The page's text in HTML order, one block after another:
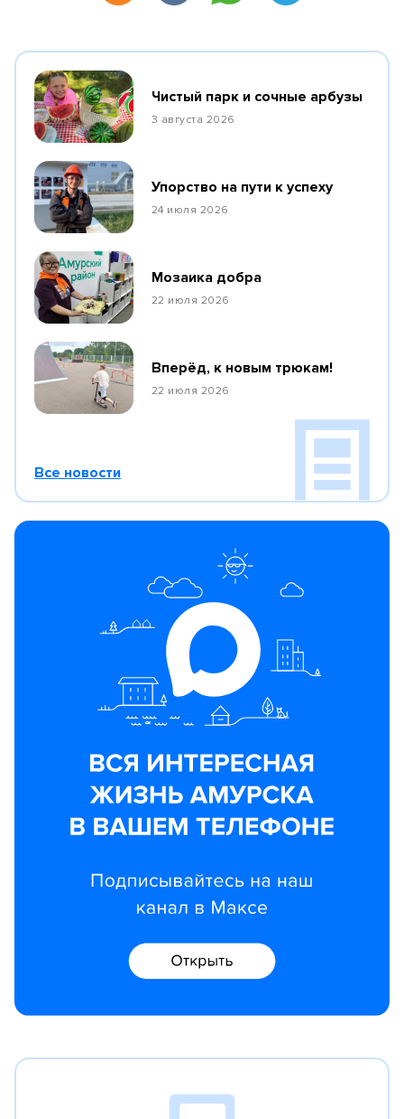
Чистый парк и сочные арбузы
3 августа 2026
Упорство на пути к успеху
24 июля 2026
Мозаика добра
22 июля 2026
Вперёд, к новым трюкам!
22 июля 2026
Все новости